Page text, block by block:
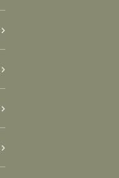
›
›
›
›